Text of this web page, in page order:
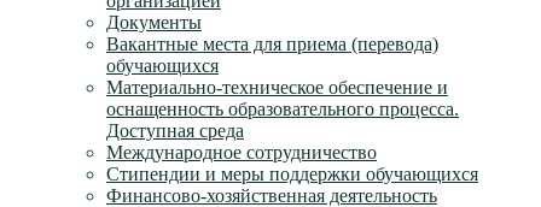
Документы
Вакантные места для приема (перевода)
обучающихся
Материально-техническое обеспечение и
оснащенность образовательного процесса.
Доступная среда
Международное сотрудничество
Стипендии и меры поддержки обучающихся
Финансово-хозяйственная деятельность